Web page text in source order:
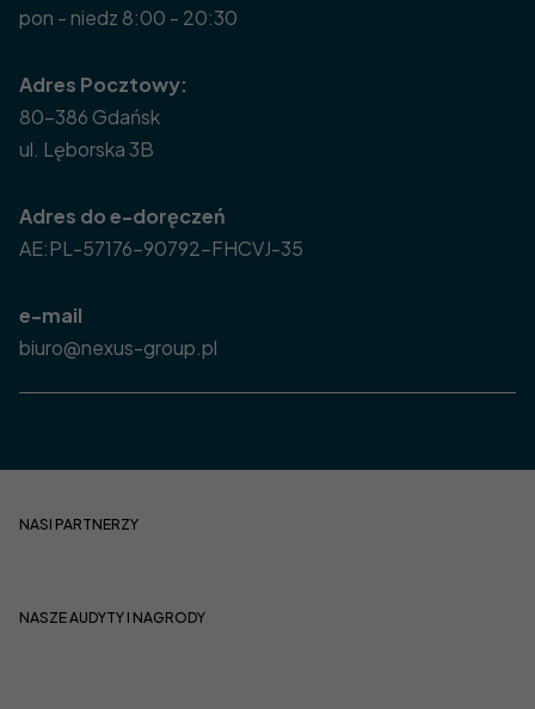
pon - niedz 8:00 - 20:30
Adres Pocztowy:
80-386 Gdańsk
ul. Lęborska 3B
Adres do e-doręczeń
AE:PL-57176-90792-FHCVJ-35
e-mail
biuro@nexus-group.pl
NASI PARTNERZY
NASZE AUDYTY I NAGRODY